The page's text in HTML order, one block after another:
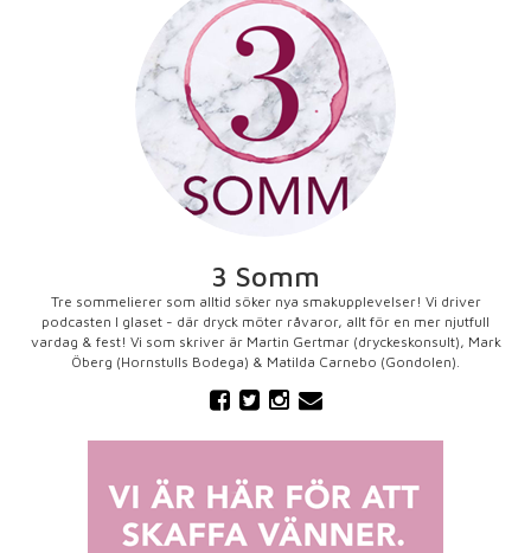
3 Somm
Tre sommelierer som alltid söker nya smakupplevelser! Vi driver
podcasten I glaset - där dryck möter råvaror, allt för en mer njutfull
vardag & fest! Vi som skriver är Martin Gertmar (dryckeskonsult), Mark
Öberg (Hornstulls Bodega) & Matilda Carnebo (Gondolen).